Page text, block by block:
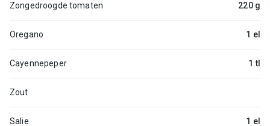
Zongedroogde tomaten 220 g
Oregano 1 el
Cayennepeper 1 tl
Zout
Salie 1 el